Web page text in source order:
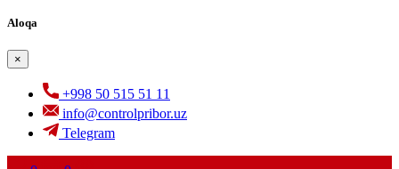
Aloqa
×
+998 50 515 51 11
info@controlpribor.uz
Telegram